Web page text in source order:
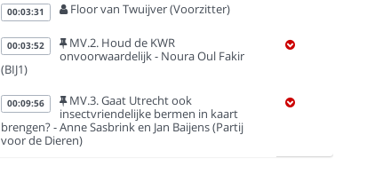
00:03:31 Floor van Twuijver (Voorzitter)
00:03:52
MV.2. Houd de KWR
onvoorwaardelijk - Noura Oul Fakir
(BIJ1)
00:09:56
MV.3. Gaat Utrecht ook
insectvriendelijke bermen in kaart
brengen? - Anne Sasbrink en Jan Baijens (Partij
voor de Dieren)